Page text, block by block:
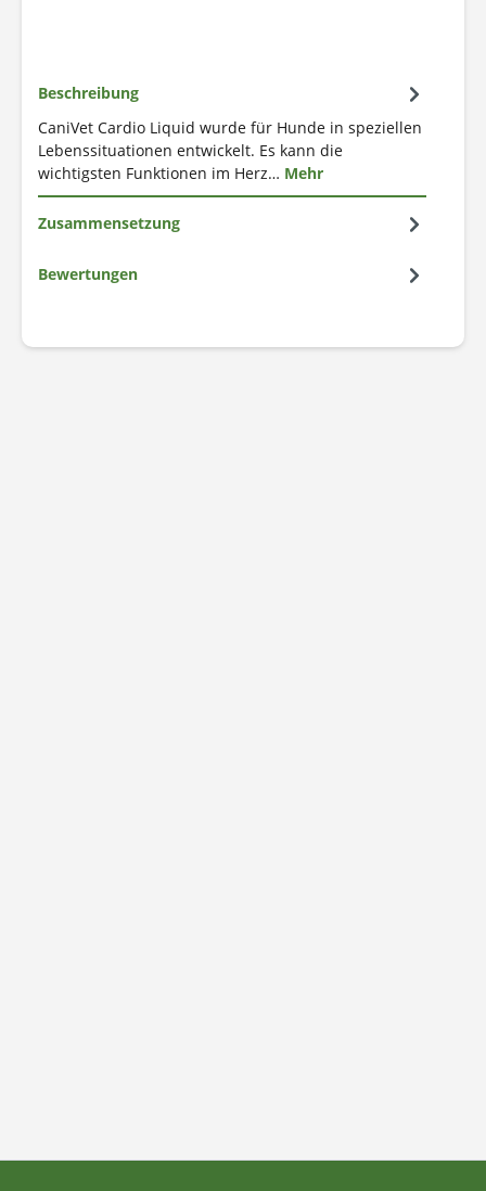
Beschreibung
CaniVet Cardio Liquid wurde für Hunde in speziellen
Lebenssituationen entwickelt. Es kann die
wichtigsten Funktionen im Herz… Mehr
Zusammensetzung
Bewertungen